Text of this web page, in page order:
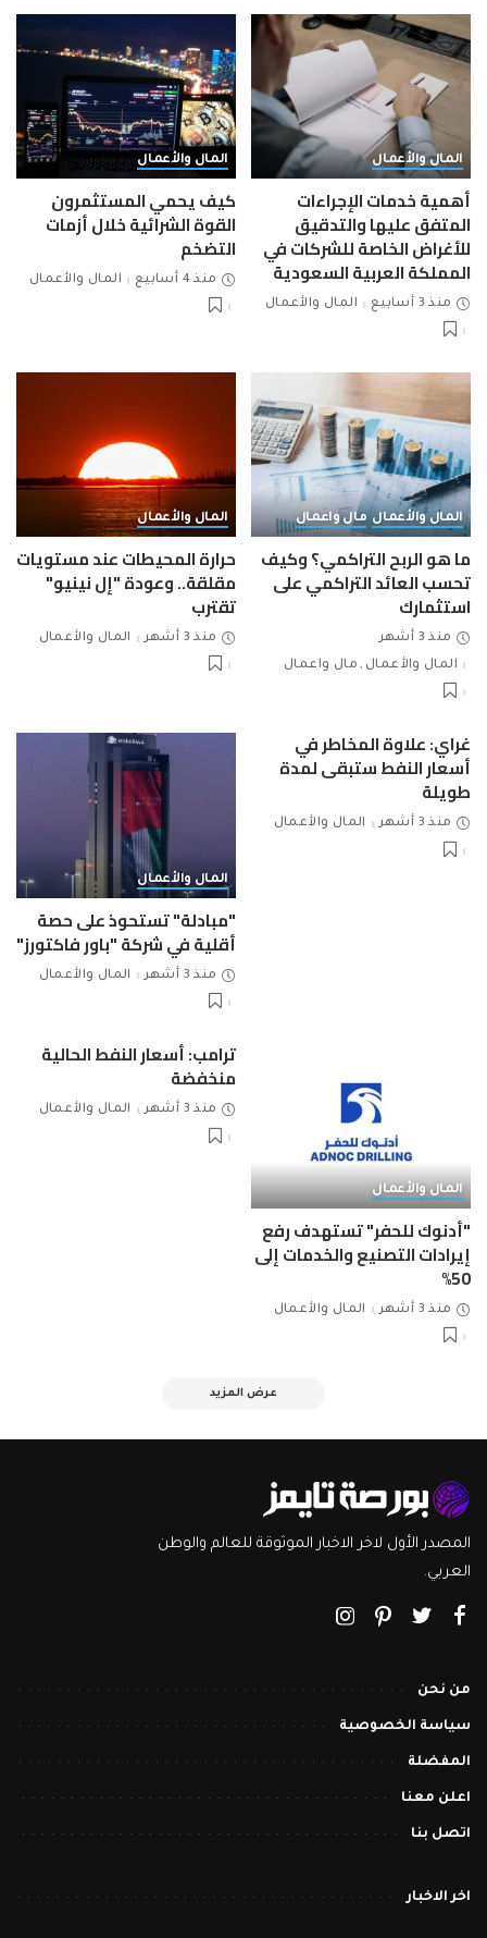
المال والأعمال
أهمية خدمات الإجراءات
المتفق عليها والتدقيق
للأغراض الخاصة للشركات في
المملكة العربية السعودية
منذ 3 أسابيع المال والأعمال
المال والأعمال
كيف يحمي المستثمرون
القوة الشرائية خلال أزمات
التضخم
منذ 4 أسابيع المال والأعمال
المال والأعمال مال واعمال
ما هو الربح التراكمي؟ وكيف
تحسب العائد التراكمي على
استثمارك
منذ 3 أشهر
المال والأعمال
مال واعمال
المال والأعمال
حرارة المحيطات عند مستويات
مقلقة.. وعودة "إل نينيو"
تقترب
منذ 3 أشهر المال والأعمال
غراي: علاوة المخاطر في
أسعار النفط ستبقى لمدة
طويلة
منذ 3 أشهر المال والأعمال
المال والأعمال
"مبادلة" تستحوذ على حصة
أقلية في شركة "باور فاكتورز"
منذ 3 أشهر المال والأعمال
المال والأعمال
"أدنوك للحفر" تستهدف رفع
إيرادات التصنيع والخدمات إلى
50%
منذ 3 أشهر المال والأعمال
ترامب: أسعار النفط الحالية
منخفضة
منذ 3 أشهر المال والأعمال
عرض المزيد
المصدر الأول لاخر الاخبار الموثوقة للعالم والوطن
العربي.
من نحن
سياسة الخصوصية
المفضلة
اعلن معنا
اتصل بنا
اخر الاخبار